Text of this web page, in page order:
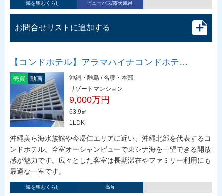
海を望むくらし ビューバス/露天風呂
お問合せリストに追加する
【コンドホテル】アラマハイナコンドホテ…
売買 動画
沖縄・離島 / 名護・本部
リゾートマンション
9,000万円
63.9㎡
1LDK
沖縄美ら海水族館や今帰仁エリアに近い、沖縄北部を代表するコ
ンドホテル。全室オーシャンビューで東シナ海を一望できる開放
感が魅力です。広々とした客室は長期滞在やファミリー利用にも
最適な一室です。
海を望むくらし 高台